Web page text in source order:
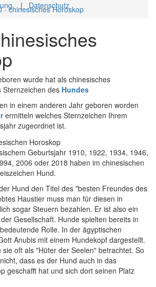
| Datenschutz
- chinesisches Horoskop
wurde hat als chinesisches
Sternzeichen des Hundes
in einem anderen Jahr geboren worden
ermitteln welches Sternzeichen Ihrem
zugeordnet ist.
Geburtsjahr 1910, 1922, 1934, 1946,
2006 oder 2018 haben im chinesischen
Hund.
Hund den Titel des "besten Freundes des
Haustier muss man für diesen in
sogar Steuern bezahlen. Er ist also ein
Gesellschaft. Hunde spielten bereits in
Rolle. In der ägyptischen
Anubis mit einem Hundekopf dargestellt.
oft als "Hüter der Seelen" betrachtet. So
dass es der Hund auch in das
geschafft hat und sich dort seinen Platz